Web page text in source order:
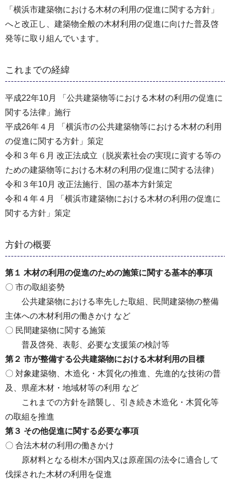
「横浜市建築物における木材の利用の促進に関する方針」
へと改正し、建築物全般の木材利用の促進に向けた普及啓
発等に取り組んでいます。
これまでの経緯
平成22年10月 「公共建築物等における木材の利用の促進に
関する法律」施行
平成26年４月 「横浜市の公共建築物等における木材の利用
の促進に関する方針」策定
令和３年６月 改正法成立（脱炭素社会の実現に資する等の
ための建築物等における木材の利用の促進に関する法律）
令和３年10月 改正法施行、国の基本方針策定
令和４年４月 「横浜市建築物における木材の利用の促進に
関する方針」策定
方針の概要
第１ 木材の利用の促進のための施策に関する基本的事項
〇 市の取組姿勢
公共建築物における率先した取組、民間建築物の整備
主体への木材利用の働きかけ など
〇 民間建築物に関する施策
普及啓発、表彰、必要な支援策の検討等
第２ 市が整備する公共建築物における木材利用の目標
〇 対象建築物、木造化・木質化の推進、先進的な技術の普
及、県産木材・地域材等の利用 など
これまでの方針を踏襲し、引き続き木造化・木質化等
の取組を推進
第３ その他促進に関する必要な事項
〇 合法木材の利用の働きかけ
原材料となる樹木が国内又は原産国の法令に適合して
伐採された木材の利用を促進